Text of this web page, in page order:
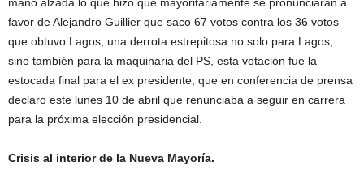
favor de Alejandro Guillier que saco 67 votos contra los 36 votos
que obtuvo Lagos, una derrota estrepitosa no solo para Lagos,
sino también para la maquinaria del PS, esta votación fue la
estocada final para el ex presidente, que en conferencia de prensa
declaro este lunes 10 de abril que renunciaba a seguir en carrera
para la próxima elección presidencial.
Crisis al interior de la Nueva Mayoría.